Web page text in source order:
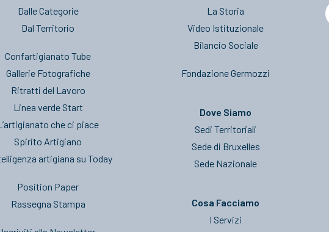
Dalle Categorie
Dal Territorio
Confartigianato Tube
Gallerie Fotografiche
Ritratti del Lavoro
Linea verde Start
che ci piace
Spirito Artigiano
artigiana su Today
Position Paper
Rassegna Stampa
La Storia
Video Istituzionale
Bilancio Sociale
Fondazione Germozzi
Dove Siamo
Sedi Territoriali
Sede di Bruxelles
Sede Nazionale
Cosa Facciamo
I Servizi